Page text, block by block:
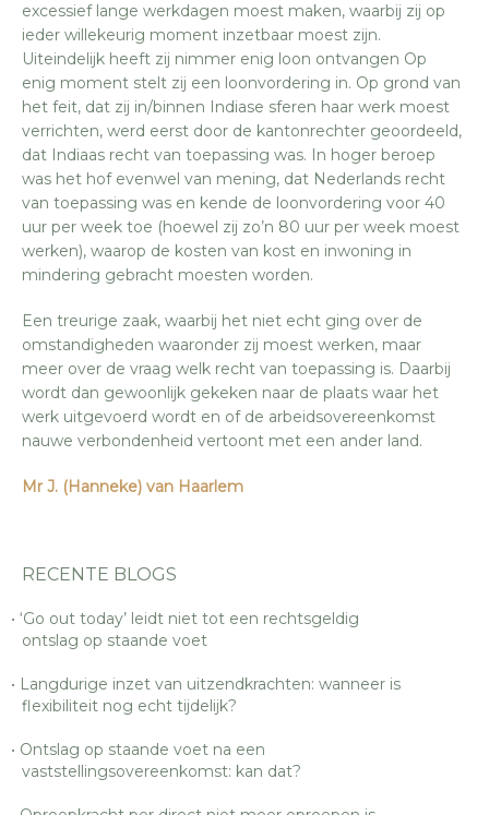
excessief lange werkdagen moest maken, waarbij zij op
ieder willekeurig moment inzetbaar moest zijn.
Uiteindelijk heeft zij nimmer enig loon ontvangen Op
enig moment stelt zij een loonvordering in. Op grond van
het feit, dat zij in/binnen Indiase sferen haar werk moest
verrichten, werd eerst door de kantonrechter geoordeeld,
dat Indiaas recht van toepassing was. In hoger beroep
was het hof evenwel van mening, dat Nederlands recht
van toepassing was en kende de loonvordering voor 40
uur per week toe (hoewel zij zo’n 80 uur per week moest
werken), waarop de kosten van kost en inwoning in
mindering gebracht moesten worden.
Een treurige zaak, waarbij het niet echt ging over de
omstandigheden waaronder zij moest werken, maar
meer over de vraag welk recht van toepassing is. Daarbij
wordt dan gewoonlijk gekeken naar de plaats waar het
werk uitgevoerd wordt en of de arbeidsovereenkomst
nauwe verbondenheid vertoont met een ander land.
Mr J. (Hanneke) van Haarlem
RECENTE BLOGS
‘Go out today’ leidt niet tot een rechtsgeldig
ontslag op staande voet
Langdurige inzet van uitzendkrachten: wanneer is
flexibiliteit nog echt tijdelijk?
Ontslag op staande voet na een
vaststellingsovereenkomst: kan dat?